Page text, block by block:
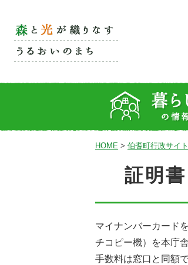
HOME > 伯耆町行政サイ
証明
マイナンバーカード
チコピー機）を本庁
手数料は窓口と同額